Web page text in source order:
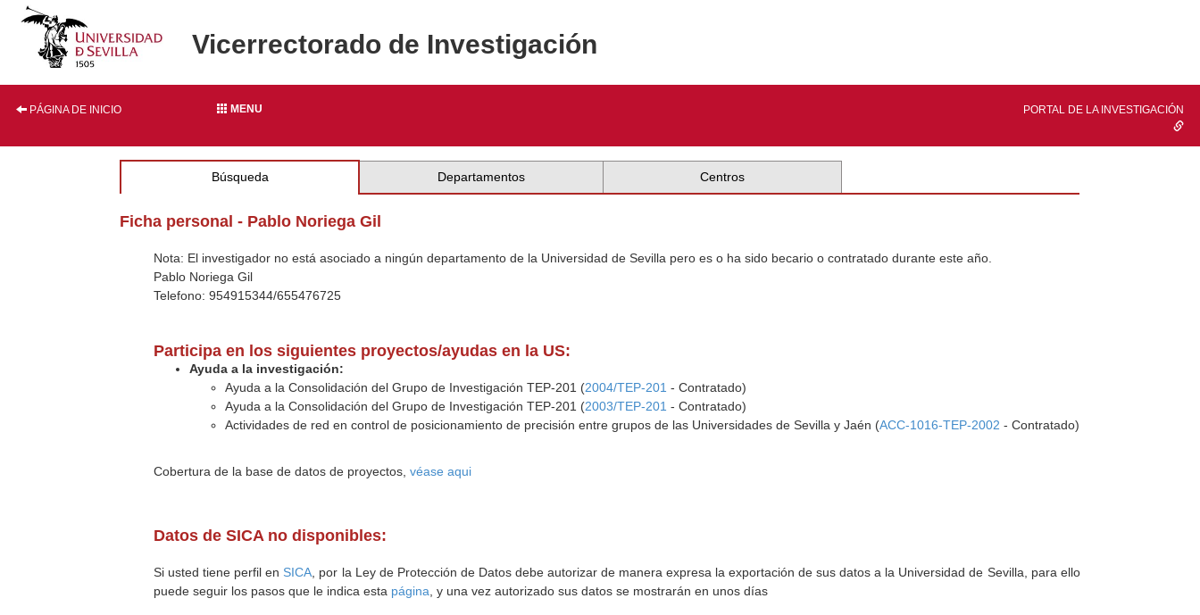
Vicerrectorado de Investigación
PÁGINA DE INICIO MENU PORTAL DE LA INVESTIGACIÓN
Búsqueda Departamentos Centros
Ficha personal - Pablo Noriega Gil
Nota: El investigador no está asociado a ningún departamento de la Universidad de Sevilla pero es o ha sido becario o contratado durante este año.
Pablo Noriega Gil
Telefono: 954915344/655476725
Participa en los siguientes proyectos/ayudas en la US:
Ayuda a la investigación:
Ayuda a la Consolidación del Grupo de Investigación TEP-201 (2004/TEP-201 - Contratado)
Ayuda a la Consolidación del Grupo de Investigación TEP-201 (2003/TEP-201 - Contratado)
Actividades de red en control de posicionamiento de precisión entre grupos de las Universidades de Sevilla y Jaén (ACC-1016-TEP-2002 - Contratado)
Cobertura de la base de datos de proyectos,véase aqui
Datos de SICA no disponibles:
Si usted tiene perfil en SICA , por la Ley de Protección de Datos debe autorizar de manera expresa la exportación de sus datos a la Universidad de Sevilla, para ello
puede seguir los pasos que le indica esta página , y una vez autorizado sus datos se mostrarán en unos días